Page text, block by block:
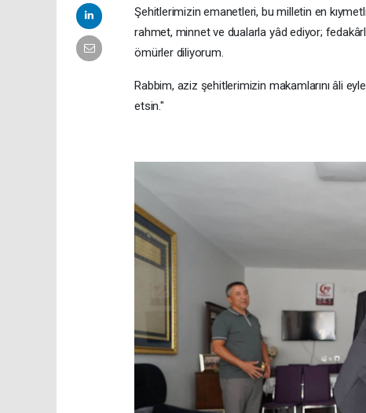
Şehitlerimizin emanetleri, bu milletin en
rahmet, minnet ve dualarla yâd ediyor;
ömürler diliyorum.
Rabbim, aziz şehitlerimizin makamlarını âli
etsin."